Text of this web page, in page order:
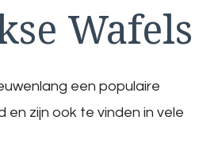
Wafels
een populaire
zijn ook te vinden in vele